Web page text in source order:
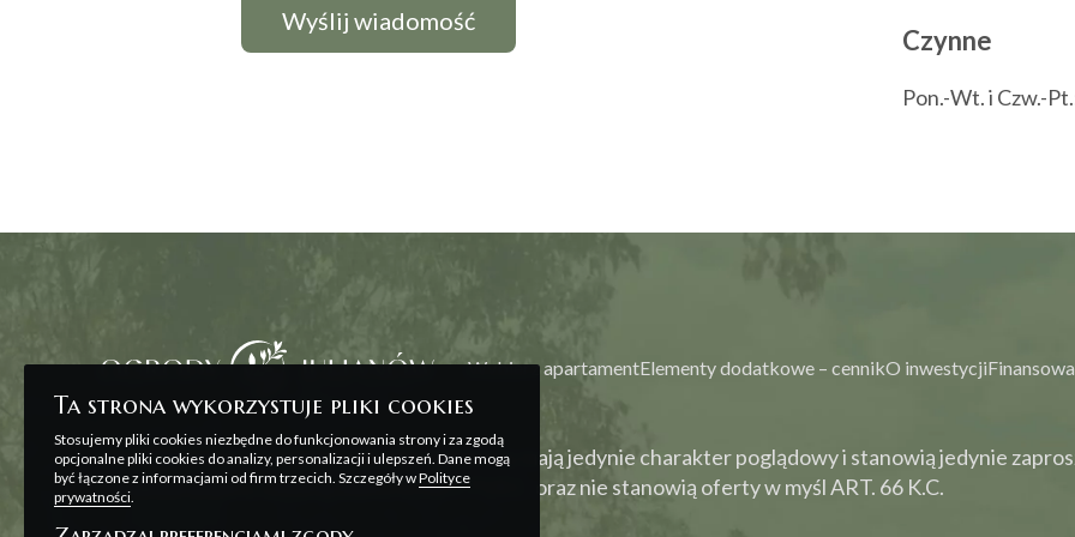
Czynne
Pon.-Wt. i Czw.-
Wybierz apartamentElementy dodatkowe – cennikO inwestycji
Wszelkie prezentowane na stronie materiały mają jedynie charakter poglądowy i stanowią jedynie
zawarcia umowy, o której mowa w ART. 71 K.C. oraz nie stanowią oferty w myśl ART. 66 K.C.
Ta strona wykorzystuje pliki cookies
Stosujemy pliki cookies niezbędne do funkcjonowania strony i za zgodą
opcjonalne pliki cookies do analizy, personalizacji i ulepszeń. Dane mogą
być łączone z informacjami od firm trzecich. Szczegóły wPolityce
prywatności.